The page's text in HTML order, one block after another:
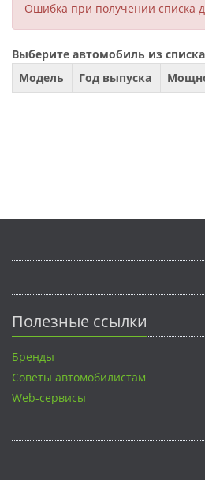
Ошибка при получении списка
Выберите автомобиль из
Модель
Год выпуска
Полезные ссылки
Бренды
Советы автомобилистам
Web-сервисы